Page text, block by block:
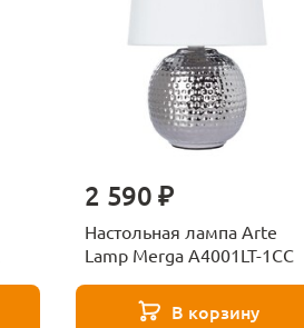
2 590 ₽
Настольная лампа Arte
Lamp Merga A4001LT-1CC
В корзину